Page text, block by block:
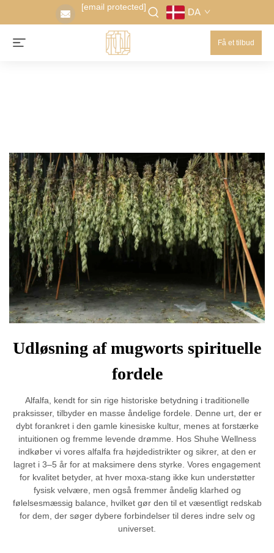
[email protected] DA
Få et tilbud
Udløsning af mugworts spirituelle
fordele
Alfalfa, kendt for sin rige historiske betydning i traditionelle
praksisser, tilbyder en masse åndelige fordele. Denne urt, der er
dybt forankret i den gamle kinesiske kultur, menes at forstærke
intuitionen og fremme levende drømme. Hos Shuhe Wellness
indkøber vi vores alfalfa fra højdedistrikter og sikrer, at den er
lagret i 3–5 år for at maksimere dens styrke. Vores engagement
for kvalitet betyder, at hver moxa-stang ikke kun understøtter
fysisk velvære, men også fremmer åndelig klarhed og
følelsesmæssig balance, hvilket gør den til et væsentligt redskab
for dem, der søger dybere forbindelser til deres indre selv og
universet.